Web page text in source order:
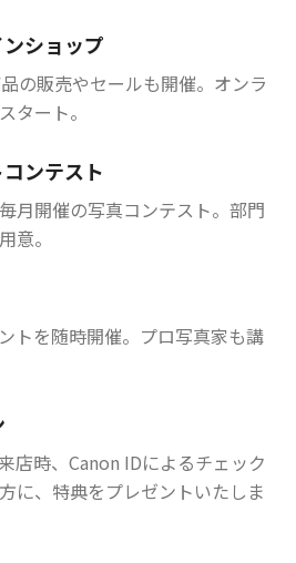
ショップ
の販売やセールも開催。オンラ
タート。
ンテスト
月開催の写真コンテスト。部門
意。
トを随時開催。プロ写真家も講
店時、Canon IDによるチェック
に、特典をプレゼントいたしま